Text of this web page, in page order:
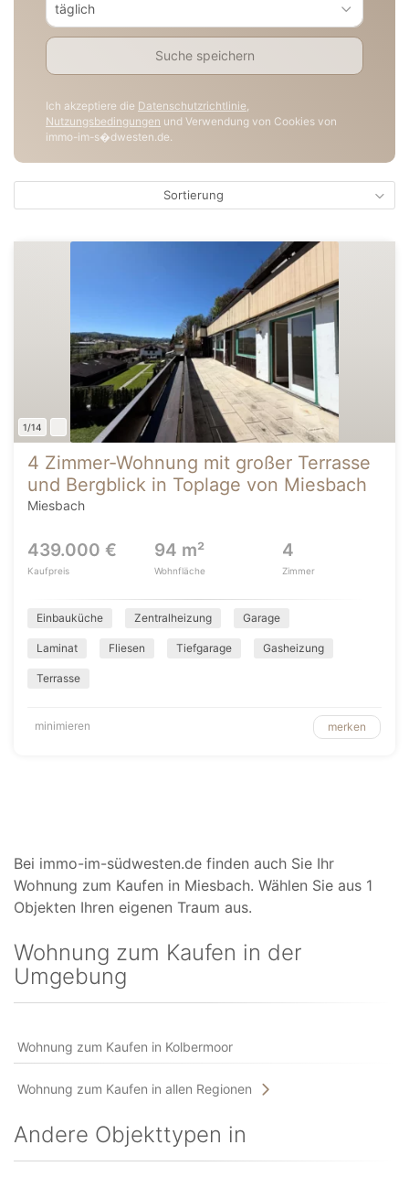
täglich
Suche speichern
Ich akzeptiere die Datenschutzrichtlinie,
Nutzungsbedingungen und Verwendung von Cookies von
immo-im-s�dwesten.de.
Sortierung
1/14
4 Zimmer-Wohnung mit großer Terrasse
und Bergblick in Toplage von Miesbach
Miesbach
439.000 €
Kaufpreis
94 m²
Wohnfläche
4
Zimmer
Einbauküche Zentralheizung Garage
Laminat Fliesen Tiefgarage Gasheizung
Terrasse
minimieren merken
Bei immo-im-südwesten.de finden auch Sie Ihr
Wohnung zum Kaufen in Miesbach. Wählen Sie aus 1
Objekten Ihren eigenen Traum aus.
Wohnung zum Kaufen in der
Umgebung
Wohnung zum Kaufen in Kolbermoor
Wohnung zum Kaufen in allen Regionen
Andere Objekttypen in